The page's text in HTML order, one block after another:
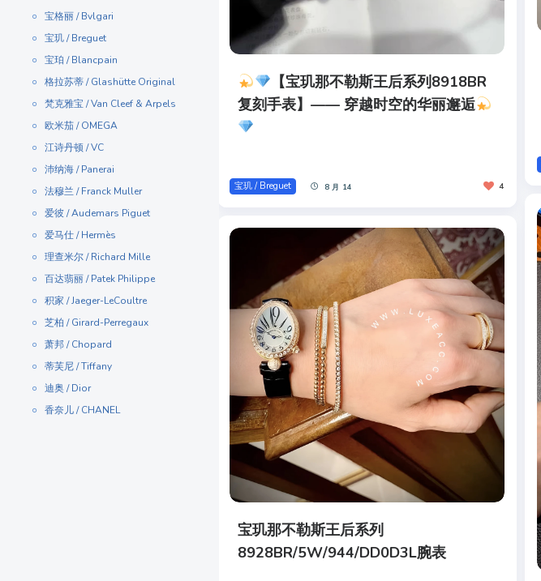
宝格丽 / Bvlgari
宝玑 / Breguet
宝珀 / Blancpain
格拉苏蒂 / Glashütte Original
梵克雅宝 / Van Cleef & Arpels
欧米茄 / OMEGA
江诗丹顿 / VC
沛纳海 / Panerai
法穆兰 / Franck Muller
爱彼 / Audemars Piguet
爱马仕 / Hermès
理查米尔 / Richard Mille
百达翡丽 / Patek Philippe
积家 / Jaeger-LeCoultre
芝柏 / Girard-Perregaux
萧邦 / Chopard
蒂芙尼 / Tiffany
迪奥 / Dior
香奈儿 / CHANEL
【宝玑那不勒斯王后系列8918BR
复刻手表】—— 穿越时空的华丽邂逅
宝玑 / Breguet 8 月 14 4
宝玑那不勒斯王后系列
8928BR/5W/944/DD0D3L腕表